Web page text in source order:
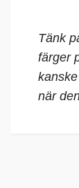
Tänk
färger
när